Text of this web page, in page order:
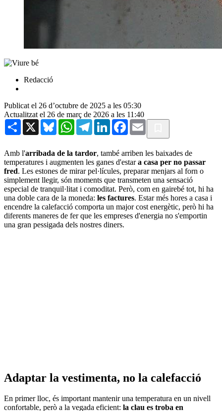
Redacció
Publicat el 26 d’octubre de 2025 a les 05:30
Actualitzat el 26 de març de 2026 a les 11:40
Share X BlueskyWhatsAppTelegramLinkedInFacebook
Email
Amb l'arribada de la tardor, també arriben les baixades de
temperatures i augmenten les ganes d'estara casa per no passar
fred. Les estones de mirar pel·lícules, preparar menjars al forn o
simplement llegir, són moments que transmeten una sensació
especial de tranquil·litat i comoditat. Però, com en gairebé tot, hi ha
una doble cara de la moneda: les factures. Estar més hores a casa i
encendre la calefacció comporta un major cost energètic, però hi ha
diferents maneres de fer que les empreses d'energia no s'emportin
una gran pessigada dels nostres diners.
Adaptar la vestimenta, no la calefacció
En primer lloc, és important mantenir una temperatura en un nivell
confortable, però a la vegada eficient: la clau es troba en